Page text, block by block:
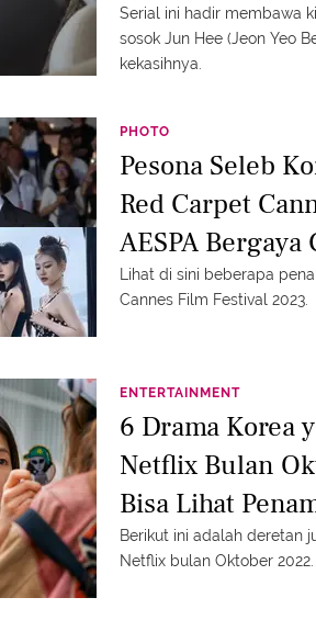
Serial ini hadir membawa
sosok Jun Hee (Jeon Yeo
kekasihnya.
PHOTO
Pesona Seleb
Red Carpet
AESPA
Gentleman
Lihat di sini beberapa
Cannes Film Festival 2023.
ENTERTAINMENT
6 Drama Korea
Netflix Bulan
Bisa Lihat
Been
Berikut ini adalah deretan
Netflix bulan Oktober 2022.